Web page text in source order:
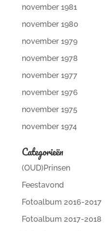
november 1981
november 1980
november 1979
november 1978
november 1977
november 1976
november 1975
november 1974
Categorieën
(OUD)Prinsen
Feestavond
Fotoalbum 2016-2017
Fotoalbum 2017-2018